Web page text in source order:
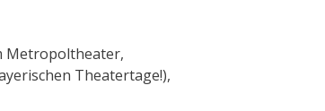
Metropoltheater,
Theatertage!),